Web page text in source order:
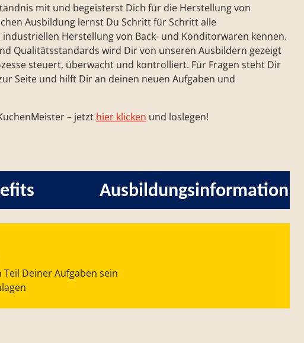
mit und begeisterst Dich für die Herstellung von
Ausbildung lernst Du Schritt für Schritt alle
Herstellung von Back- und Konditorwaren kennen.
Qualitätsstandards wird Dir von unseren Ausbildern gezeigt
steuert, überwacht und kontrolliert. Für Fragen steht Dir
Seite und hilft Dir an deinen neuen Aufgaben und
– jetzt hier klicken und loslegen!
Ausbildungs­information
Deiner Aufgaben sein